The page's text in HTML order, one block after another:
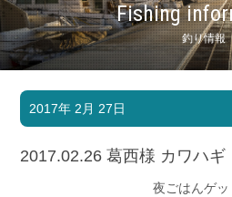
Fishing
釣り情報
マリンクラブ
マリンライフを堪能したい！
ボート免許
長年の実績と信頼！
2017年 2月 27日
2017.02.26 葛西様 カワハギ
夜ごはんゲッ